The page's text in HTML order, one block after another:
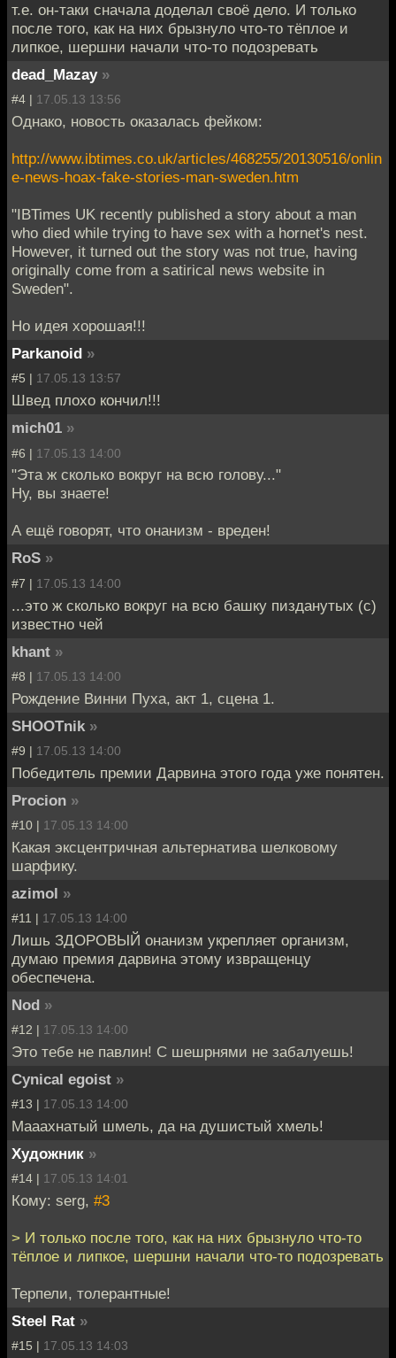
т.е. он-таки сначала доделал своё дело. И только
после того, как на них брызнуло что-то тёплое и
липкое, шершни начали что-то подозревать
dead_Mazay »
#4 | 17.05.13 13:56
Однако, новость оказалась фейком:
http://www.ibtimes.co.uk/articles/468255/20130516/onlin
e-news-hoax-fake-stories-man-sweden.htm
"IBTimes UK recently published a story about a man
who died while trying to have sex with a hornet's nest.
However, it turned out the story was not true, having
originally come from a satirical news website in
Sweden".
Но идея хорошая!!!
Parkanoid »
#5 | 17.05.13 13:57
Швед плохо кончил!!!
mich01 »
#6 | 17.05.13 14:00
"Эта ж сколько вокруг на всю голову..."
Ну, вы знаете!
А ещё говорят, что онанизм - вреден!
RoS »
#7 | 17.05.13 14:00
...это ж сколько вокруг на всю башку пизданутых (с)
известно чей
khant »
#8 | 17.05.13 14:00
Рождение Винни Пуха, акт 1, сцена 1.
SHOOTnik »
#9 | 17.05.13 14:00
Победитель премии Дарвина этого года уже понятен.
Procion »
#10 | 17.05.13 14:00
Какая эксцентричная альтернатива шелковому
шарфику.
azimol »
#11 | 17.05.13 14:00
Лишь ЗДОРОВЫЙ онанизм укрепляет организм,
думаю премия дарвина этому извращенцу
обеспечена.
Nod »
#12 | 17.05.13 14:00
Это тебе не павлин! С шешрнями не забалуешь!
Cynical egoist »
#13 | 17.05.13 14:00
Мааахнатый шмель, да на душистый хмель!
Художник »
#14 | 17.05.13 14:01
Кому: serg, #3
> И только после того, как на них брызнуло что-то
тёплое и липкое, шершни начали что-то подозревать
Терпели, толерантные!
Steel Rat »
#15 | 17.05.13 14:03